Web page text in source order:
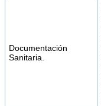
Documentación
Sanitaria.